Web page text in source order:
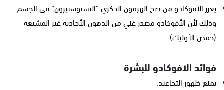
يعزز الأفوكادو من ضخ الهرمون الذكري “التستوستيرون” في الجسم
وذلك لأن الأفوكادو مصدر غني من الدهون الأحادية غير المشبعة
(حمض الأوليك).
فوائد الافوكادو للبشرة
يمنع ظهور التجاعيد.